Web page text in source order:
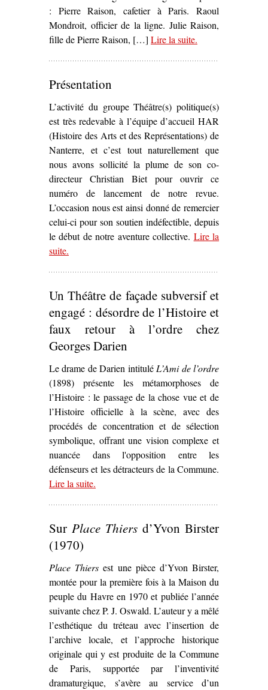
: Pierre Raison, cafetier à Paris. Raoul
Mondroit, officier de la ligne. Julie Raison,
fille de Pierre Raison, […] Lire la suite– ‘
.
Présentation
L’activité du groupe Théâtre(s) politique(s)
est très redevable à l’équipe d’accueil HAR
(Histoire des Arts et des Représentations) de
Nanterre, et c’est tout naturellement que
nous avons sollicité la plume de son co-
directeur Christian Biet pour ouvrir ce
numéro de lancement de notre revue.
L’occasion nous est ainsi donné de remercier
celui-ci pour son soutien indéfectible, depuis
le début de notre aventure collective. Lire la
suite– ‘Présentation’
.
Un Théâtre de façade subversif et
engagé : désordre de l’Histoire et
faux retour à l’ordre chez
Georges Darien
Le drame de Darien intituléL’Ami de l’ordre
(1898) présente les métamorphoses de
l’Histoire : le passage de la chose vue et de
l’Histoire officielle à la scène, avec des
procédés de concentration et de sélection
symbolique, offrant une vision complexe et
nuancée dans l'opposition entre les
défenseurs et les détracteurs de la Commune.
Lire la suite– ‘Un Théâtre de façade subversif et engagé :
.
Sur Place Thiers d’Yvon Birster
(1970)
Place Thiers est une pièce d’Yvon Birster,
montée pour la première fois à la Maison du
peuple du Havre en 1970 et publiée l’année
suivante chez P. J. Oswald. L’auteur y a mêlé
l’esthétique du tréteau avec l’insertion de
l’archive locale, et l’approche historique
originale qui y est produite de la Commune
de Paris, supportée par l’inventivité
dramaturgique, s’avère au service d’un